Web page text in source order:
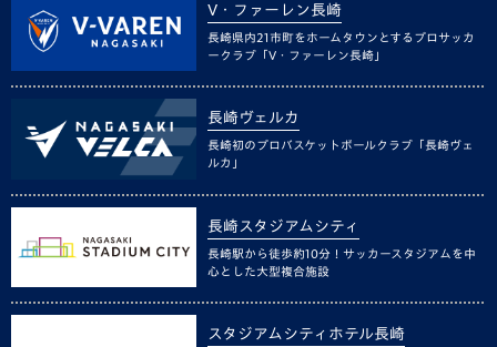
V・ファーレン長崎
長崎県内21市町をホームタウンとするプロサッカ
ークラブ「V・ファーレン長崎」
長崎ヴェルカ
長崎初のプロバスケットボールクラブ「長崎ヴェ
ルカ」
長崎スタジアムシティ
長崎駅から徒歩約10分！サッカースタジアムを中
心とした大型複合施設
スタジアムシティホテル長崎